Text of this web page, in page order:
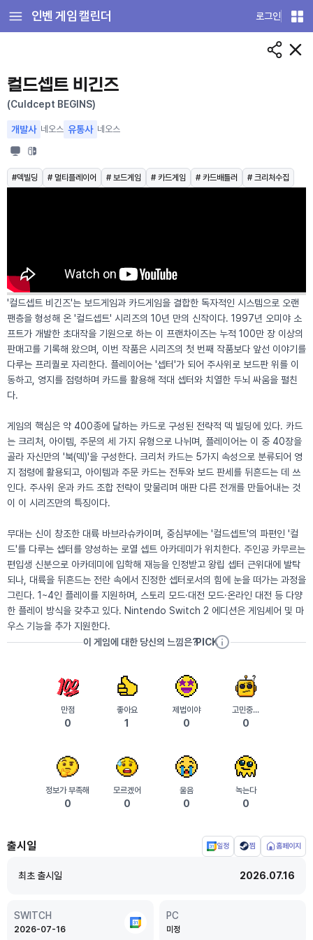
인벤 게임 캘린더 로그인
컬드셉트 비긴즈
(Culdcept BEGINS)
개발사 네오스 유통사 네오스
#덱빌딩 # 멀티플레이어 # 보드게임 # 카드게임 # 카드배틀러 # 크리처수집
'컬드셉트 비긴즈'는 보드게임과 카드게임을 결합한 독자적인 시스템으로 오랜
팬층을 형성해 온 '컬드셉트' 시리즈의 10년 만의 신작이다. 1997년 오미야 소
프트가 개발한 초대작을 기원으로 하는 이 프랜차이즈는 누적 100만 장 이상의
판매고를 기록해 왔으며, 이번 작품은 시리즈의 첫 번째 작품보다 앞선 이야기를
다루는 프리퀄로 자리한다. 플레이어는 '셉터'가 되어 주사위로 보드판 위를 이
동하고, 영지를 점령하며 카드를 활용해 적대 셉터와 치열한 두뇌 싸움을 펼친
다.
게임의 핵심은 약 400종에 달하는 카드로 구성된 전략적 덱 빌딩에 있다. 카드
는 크리처, 아이템, 주문의 세 가지 유형으로 나뉘며, 플레이어는 이 중 40장을
골라 자신만의 '북(덱)'을 구성한다. 크리처 카드는 5가지 속성으로 분류되어 영
지 점령에 활용되고, 아이템과 주문 카드는 전투와 보드 판세를 뒤흔드는 데 쓰
인다. 주사위 운과 카드 조합 전략이 맞물리며 매판 다른 전개를 만들어내는 것
이 이 시리즈만의 특징이다.
무대는 신이 창조한 대륙 바브라슈카이며, 중심부에는 '컬드셉트'의 파편인 '컬
드'를 다루는 셉터를 양성하는 로열 셉트 아카데미가 위치한다. 주인공 카무르는
편입생 신분으로 아카데미에 입학해 재능을 인정받고 왕립 셉터 근위대에 발탁
되나, 대륙을 뒤흔드는 전란 속에서 진정한 셉터로서의 힘에 눈을 떠가는 과정을
그린다. 1~4인 플레이를 지원하며, 스토리 모드·대전 모드·온라인 대전 등 다양
한 플레이 방식을 갖추고 있다. Nintendo Switch 2 에디션은 게임셰어 및 마
우스 기능을 추가 지원한다.
이 게임에 대한 당신의 느낌은?PICK
만점
0
좋아요
1
제법이야
0
고민중...
0
정보가 부족해
0
모르겠어
0
울음
0
녹는다
0
출시일 일정 찜 홈페이지
출
시
최초 출시일 2026.07.16
SWITCH
2026-07-16
PC
미정